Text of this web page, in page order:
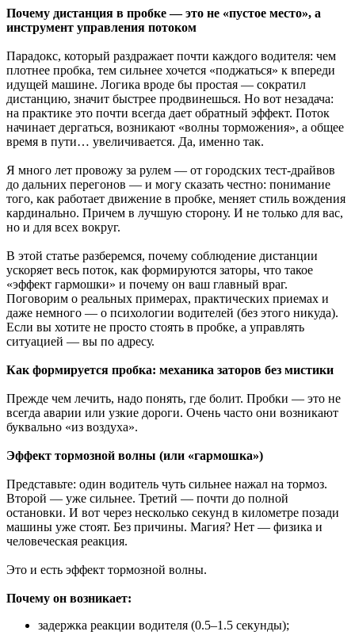
Почему дистанция в пробке — это не «пустое место», а
инструмент управления потоком
Парадокс, который раздражает почти каждого водителя: чем
плотнее пробка, тем сильнее хочется «поджаться» к впереди
идущей машине. Логика вроде бы простая — сократил
дистанцию, значит быстрее продвинешься. Но вот незадача:
на практике это почти всегда дает обратный эффект. Поток
начинает дергаться, возникают «волны торможения», а общее
время в пути… увеличивается. Да, именно так.
Я много лет провожу за рулем — от городских тест-драйвов
до дальних перегонов — и могу сказать честно: понимание
того, как работает движение в пробке, меняет стиль вождения
кардинально. Причем в лучшую сторону. И не только для вас,
но и для всех вокруг.
В этой статье разберемся, почему соблюдение дистанции
ускоряет весь поток, как формируются заторы, что такое
«эффект гармошки» и почему он ваш главный враг.
Поговорим о реальных примерах, практических приемах и
даже немного — о психологии водителей (без этого никуда).
Если вы хотите не просто стоять в пробке, а управлять
ситуацией — вы по адресу.
Как формируется пробка: механика заторов без мистики
Прежде чем лечить, надо понять, где болит. Пробки — это не
всегда аварии или узкие дороги. Очень часто они возникают
буквально «из воздуха».
Эффект тормозной волны (или «гармошка»)
Представьте: один водитель чуть сильнее нажал на тормоз.
Второй — уже сильнее. Третий — почти до полной
остановки. И вот через несколько секунд в километре позади
машины уже стоят. Без причины. Магия? Нет — физика и
человеческая реакция.
Это и есть эффект тормозной волны.
Почему он возникает:
задержка реакции водителя (0.5–1.5 секунды);